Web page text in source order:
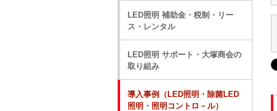
LED照明 補助金・税制・リー
ス・レンタル
LED照明 サポート・大塚商会の
取り組み
導入事例（LED照明・除菌LED
照明・照明コントロ－ル）